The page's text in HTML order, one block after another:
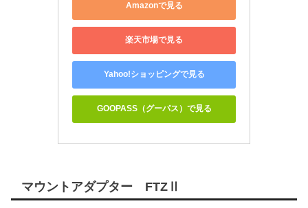
Amazonで見る
楽天市場で見る
Yahoo!ショッピングで見る
GOOPASS（グーパス）で見る
マウントアダプター FTZⅡ